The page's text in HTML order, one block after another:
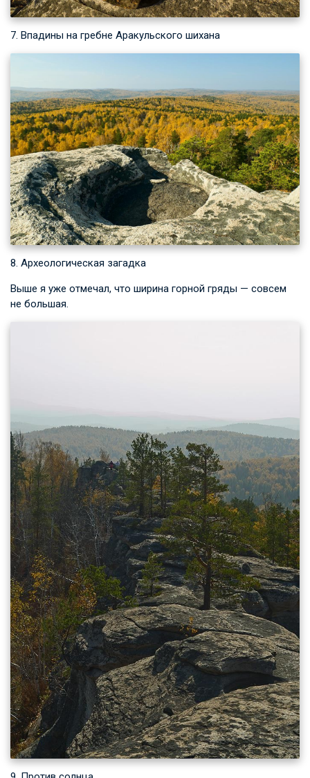
7. Впадины на гребне Аракульского шихана
8. Археологическая загадка
Выше я уже отмечал, что ширина горной гряды — совсем
не большая.